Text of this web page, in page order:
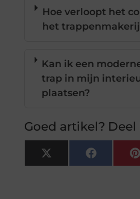
Hoe verloopt het
het
Kan ik een
trap in mijn
plaatsen?
Goed artikel?
X
(Twitter)
Facebook